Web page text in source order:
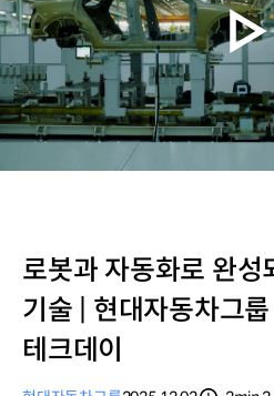
로봇과 자동화로 완성
기술 | 현대자동차그
테크데이